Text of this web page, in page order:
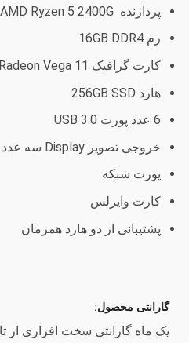
پردازنده AMD Ryzen 5 2400G
رم 16GB DDR4
کارت گرافیک AMD Radeon Vega 11
هارد 256GB SSD
6 عدد پورت USB 3.0
خروجی تصویر Display سه عدد
پورت شبکه
کارت وایرلس
پشتیبانی از دو هارد همزمان
گارانتی محصول:
یک ماه گارانتی سخت افزاری از